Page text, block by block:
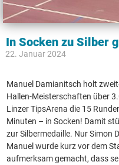
In Socken zu Silber
22. Januar 2024
Manuel Damianitsch holt
Hallen-Meisterschaften über
Linzer TipsArena die 15
Minuten – in Socken! Damit
zur Silbermedaille. Nur Simon
Manuel wurde kurz vor dem
aufmerksam gemacht, dass